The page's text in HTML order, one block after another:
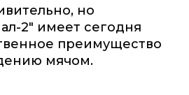
но
2" имеет сегодня
преимущество
мячом.